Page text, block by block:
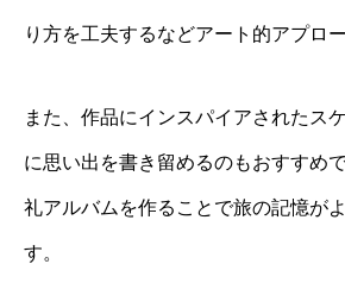
り方を工夫するなどアート的アプロ
また、作品にインスパイアされたス
に思い出を書き留めるのもおすすめ
礼アルバムを作ることで旅の記憶が
す。